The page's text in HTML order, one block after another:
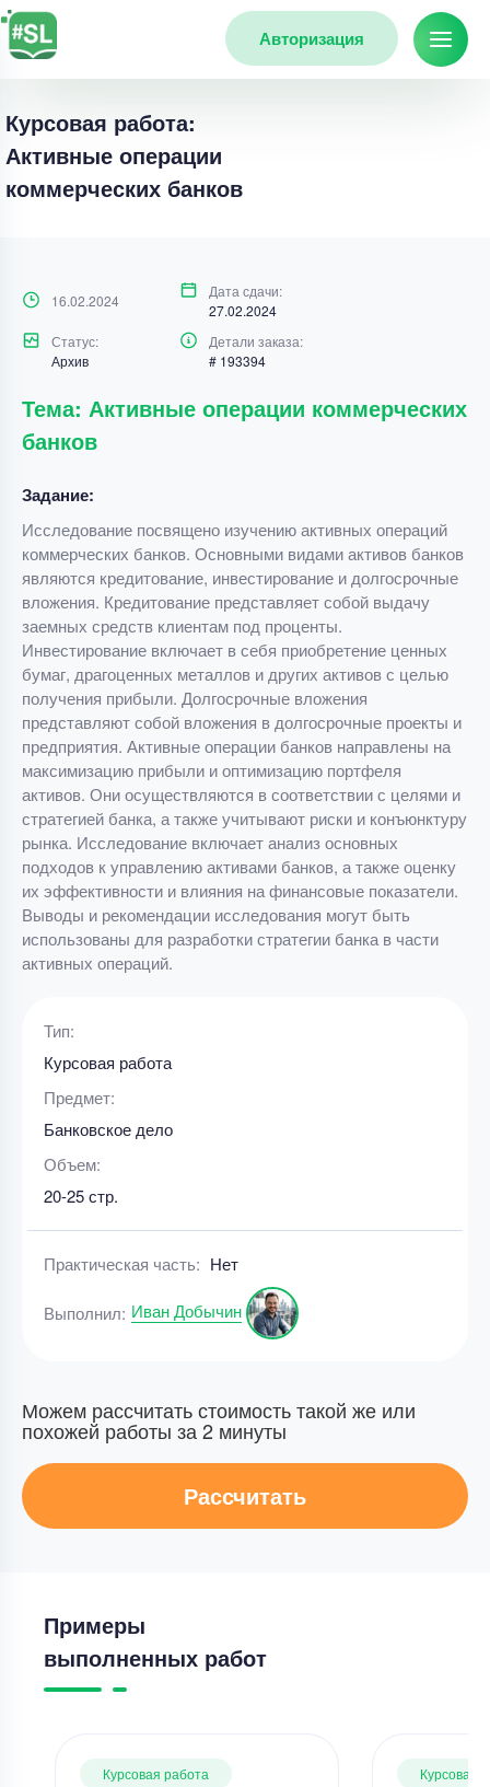
Авторизация
Курсовая работа:
Активные операции
коммерческих банков
16.02.2024
Дата сдачи:
27.02.2024
Статус:
Архив
Детали заказа:
# 193394
Тема: Активные операции коммерческих
банков
Задание:
Исследование посвящено изучению активных операций
коммерческих банков. Основными видами активов банков
являются кредитование, инвестирование и долгосрочные
вложения. Кредитование представляет собой выдачу
заемных средств клиентам под проценты.
Инвестирование включает в себя приобретение ценных
бумаг, драгоценных металлов и других активов с целью
получения прибыли. Долгосрочные вложения
представляют собой вложения в долгосрочные проекты и
предприятия. Активные операции банков направлены на
максимизацию прибыли и оптимизацию портфеля
активов. Они осуществляются в соответствии с целями и
стратегией банка, а также учитывают риски и конъюнктуру
рынка. Исследование включает анализ основных
подходов к управлению активами банков, а также оценку
их эффективности и влияния на финансовые показатели.
Выводы и рекомендации исследования могут быть
использованы для разработки стратегии банка в части
активных операций.
Тип:
Курсовая работа
Предмет:
Банковское дело
Объем:
20-25 стр.
Практическая часть: Нет
Выполнил: Иван Добычин
Можем рассчитать стоимость такой же или
похожей работы за 2 минуты
Рассчитать
Примеры
выполненных работ
Курсовая работа Курсовая